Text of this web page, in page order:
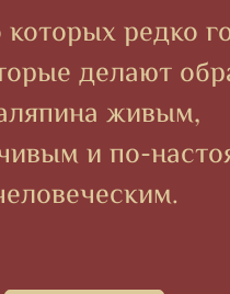
редко
делают
живым,
и по-